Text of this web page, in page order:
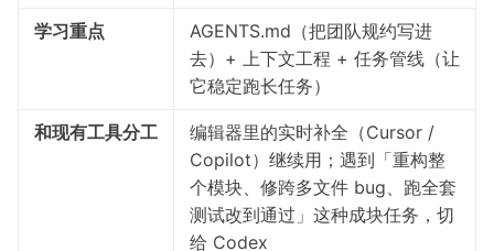
学习重点
AGENTS.md（把团队规约写进
去）+ 上下文工程 + 任务管线（让
它稳定跑长任务）
和现有工具分工
编辑器里的实时补全（Cursor /
Copilot）继续用；遇到「重构整
个模块、修跨多文件 bug、跑全套
测试改到通过」这种成块任务，切
给 Codex